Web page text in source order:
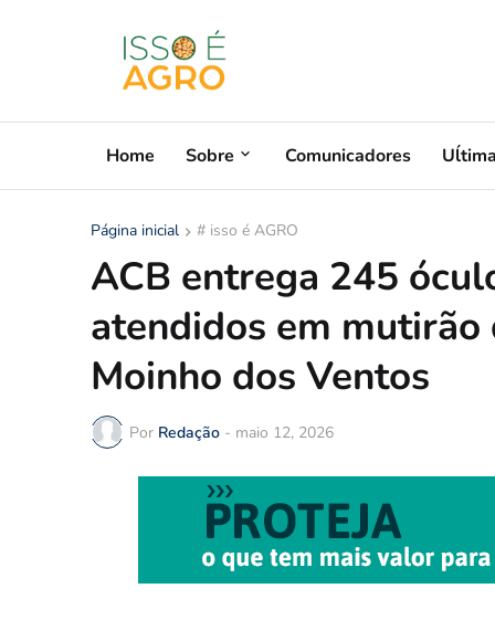
Home Sobre Comunicadores
Página inicial # isso é AGRO
ACB entrega 245
atendidos em mutirão
Moinho dos Ventos
Por Redação - maio 12, 2026